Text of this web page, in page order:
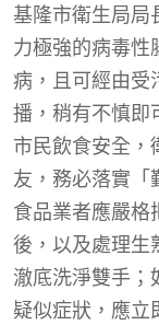
基隆市衛生局局
力極強的病毒性
病，且可經由受
播，稍有不慎即
市民飲食安全，
友，務必落實「
食品業者應嚴格
後，以及處理生
澈底洗淨雙手；
疑似症狀，應立